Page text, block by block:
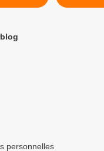
être
personnelles